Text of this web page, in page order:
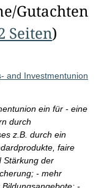
Gutachten
Seiten)
and Investmentunion
ein für - eine
durch
z.B. durch ein
faire
Stärkung der
- mehr